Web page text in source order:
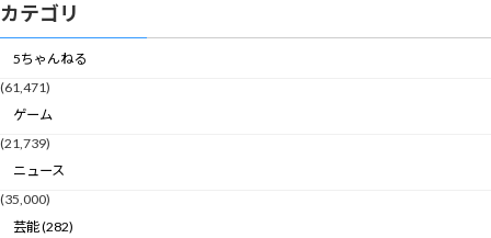
カテゴリ
5ちゃんねる
(61,471)
ゲーム
(21,739)
ニュース
(35,000)
芸能 (282)